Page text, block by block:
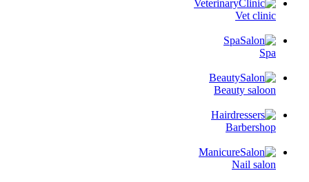
Vet clinic
Spa
Beauty saloon
Barbershop
Nail salon